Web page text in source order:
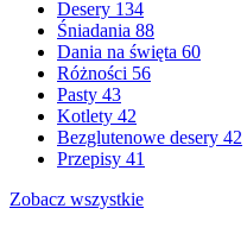
Desery 134
Śniadania 88
Dania na święta 60
Różności 56
Pasty 43
Kotlety 42
Bezglutenowe desery 42
Przepisy 41
Zobacz wszystkie